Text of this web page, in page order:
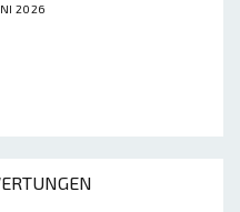
2026